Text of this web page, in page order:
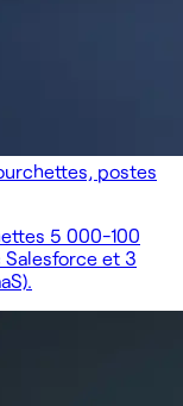
postes
5 000-100
et 3